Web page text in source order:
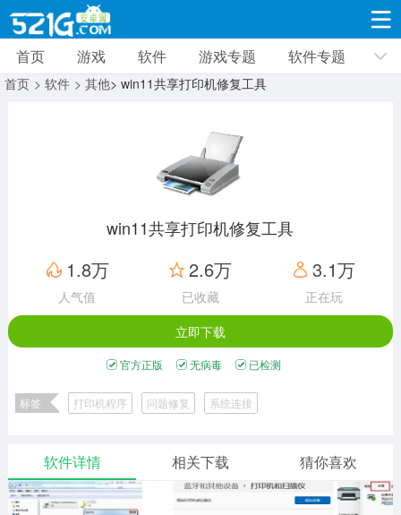
游戏 软件 游戏专题 软件专题 新闻资讯
8691款应用
动作闯关
赛车竞速
3628款应用
卡牌对战
2051款应用
体育运动
1278款应用
手游辅助
1958款应用
二次元
模拟经营
仙侠手游
485款应用
手赚网赚
446款应用
绝地求生
34款应用
首页 游戏 软件 游戏专题 软件专题
首页 > 软件 > 其他> win11共享打印机修复工具
win11共享打印机修复工具
1.8万
人气值
2.6万
已收藏
3.1万
正在玩
立即下载
官方正版 无病毒 已检测
标签 打印机程序 问题修复
系统连接
软件详情 相关下载 猜你喜欢